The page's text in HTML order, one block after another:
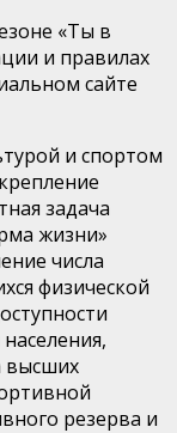
«Ты в
и правилах
сайте
и спортом
задача
жизни»
числа
физической
высших
резерва и